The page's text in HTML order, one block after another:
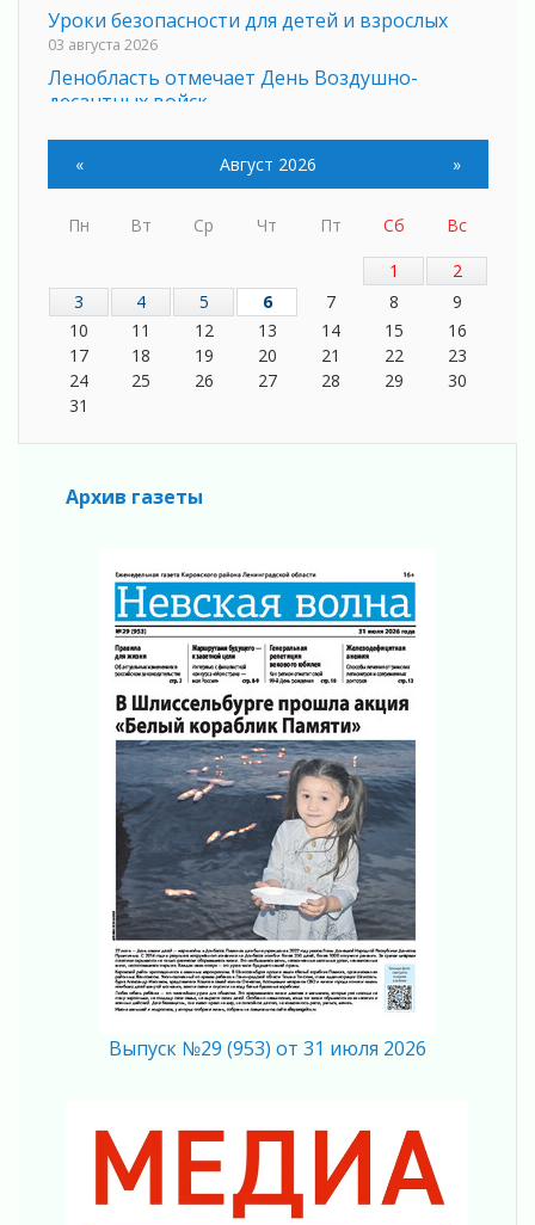
Уроки безопасности для детей и взрослых
03 августа 2026
Ленобласть отмечает День Воздушно-
десантных войск
«Активное лето»
Ленобласть отметила заслуги жителей перед
регионом и страной
Ладога — не пруд
02 августа 2026
ПСК через Гослуслуги напомнит жителям
Ленинградской области о неоплаченных
счетах
районе Ленобласти
02 августа 2026
02 августа 2026
В Ивангороде назвали новых почетных
граждан Ленинградской области
02 августа 2026
Готовность №1
02 августа 2026
Километровые столбы «Дороги жизни»
отправили на реставрацию
02 августа 2026
Ленобласть внедрила передовую подготовку
операторов БПЛА
02 августа 2026
В Ивангороде появилась «Избушка-
воробушка»
02 августа 2026
Юхла, мука, кантеле и Водяной
Лето катится с горки
летию Билибина
01 августа 2026
Лето без гаджетов
« Август 2026 »
Пн Вт Ср Чт Пт Сб
Вс
1
2
3
4 5 6 7 8
9
10
11 12 13 14 15
16
17
18 19 20 21 22
23
24
25 26 27 28 29
30
31
Архив газеты
Выпуск №29 (953) от 31 июля 2026